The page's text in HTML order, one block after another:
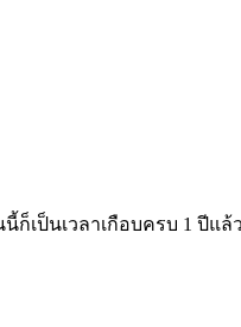
เป็นเวลาเกือบครบ 1 ปีแ